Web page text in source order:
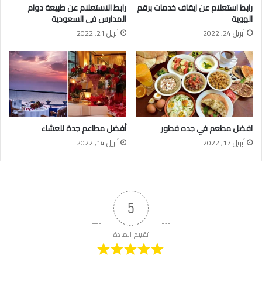
رابط استعلام عن ايقاف خدمات برقم
الهوية
أبريل 24, 2022
رابط الاستعلام عن طبيعة دوام
المدارس فى السعودية
أبريل 21, 2022
افضل مطعم في جده فطور
أبريل 17, 2022
أفضل مطاعم جدة للعشاء
أبريل 14, 2022
5
تقييم المادة